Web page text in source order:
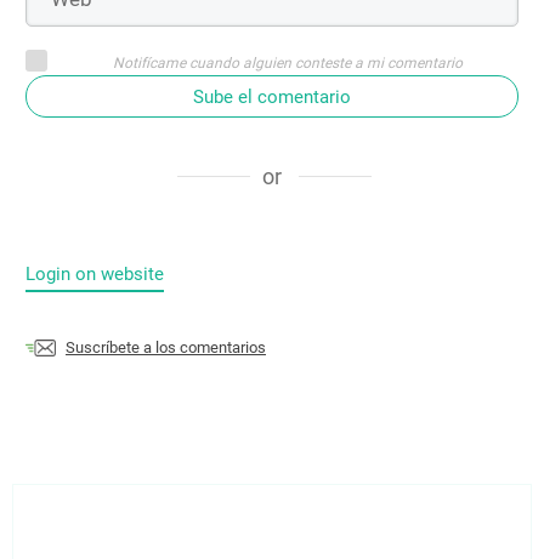
Notifícame cuando alguien conteste a mi comentario
Sube el comentario
or
Login on website
Suscríbete a los comentarios